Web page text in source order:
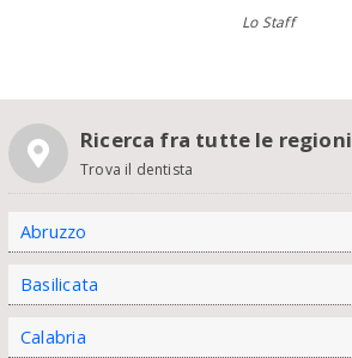
Lo Staff
Ricerca fra tutte le regioni
Trova il dentista
Abruzzo
Basilicata
Calabria